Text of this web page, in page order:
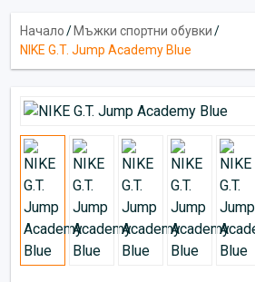
Начало/ Мъжки спортни обувки/
NIKE G.T. Jump Academy Blue